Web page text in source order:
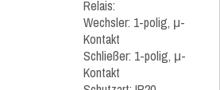
Relais:
Wechsler: 1-polig, μ-
Kontakt
Schließer: 1-polig, μ-
Kontakt